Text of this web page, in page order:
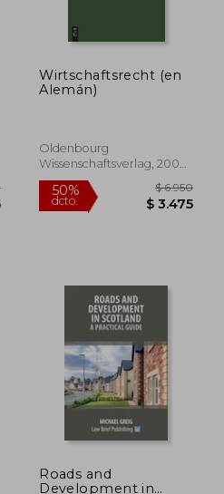
50%
dcto.
Wirtschaftsrecht (en
Alemán)
Oldenbourg
Wissenschaftsverlag, 2000,
Tapa Dura, Nuevo
Roads and
Development in